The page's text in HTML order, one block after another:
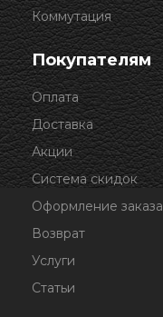
Коммутация
Покупателям
Оплата
Доставка
Акции
Система скидок
Оформление заказа
Возврат
Услуги
Статьи